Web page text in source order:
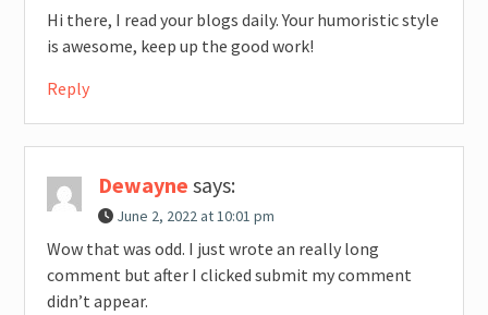
Hi there, I read your blogs daily. Your humoristic style
is awesome, keep up the good work!
Reply
Dewayne says:
June 2, 2022 at 10:01 pm
Wow that was odd. I just wrote an really long
comment but after I clicked submit my comment
didn’t appear.